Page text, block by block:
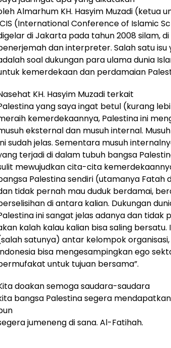
Almarhum KH. Hasyim Muzadi (ketua
(International Conference of Islamic
di Jakarta pada tahun 2008 silam,
dan interpreter. Salah satu
soal dukungan para ulama dunia
kemerdekaan dan perdamaian
KH. Hasyim Muzadi terkait
yang saya ingat betul (kurang
kemerdekaannya, Palestina ini
eksternal dan musuh internal.
sudah jelas. Sementara musuh
terjadi di dalam tubuh bangsa
mewujudkan cita-cita
Palestina sendiri (utamanya Fatah
tidak pernah mau duduk berdamai,
di antara kalian. Dukungan
ini sangat jelas adanya dan tidak
kalah kalau kalian bisa saling
satunya) antar kelompok
bisa mengesampingkan ego
untuk tujuan bersama”.
doakan semoga saudara-saudara
bangsa Palestina segera
jumeneng di sana. Al-Fatihah.